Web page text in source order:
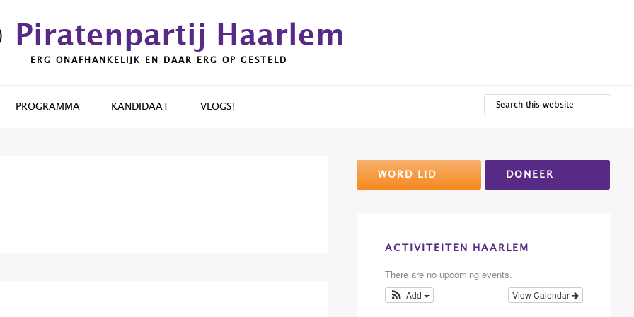
Piratenpartij Haarlem
ERG ONAFHANKELIJK EN DAAR ERG OP GESTELD
PROGRAMMA KANDIDAAT VLOGS!
THIS
WEBSITE
Primary
Sidebar
WORD LID DONEER
ACTIVITEITEN HAARLEM
There are no upcoming events.
View Calendar
Add